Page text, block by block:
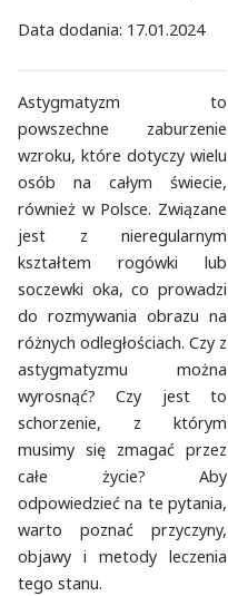
Data dodania: 17.01.2024
Astygmatyzm to
powszechne zaburzenie
wzroku, które dotyczy wielu
osób na całym świecie,
również w Polsce. Związane
jest z nieregularnym
kształtem rogówki lub
soczewki oka, co prowadzi
do rozmywania obrazu na
różnych odległościach. Czy z
astygmatyzmu można
wyrosnąć? Czy jest to
schorzenie, z którym
musimy się zmagać przez
całe życie? Aby
odpowiedzieć na te pytania,
warto poznać przyczyny,
objawy i metody leczenia
tego stanu.